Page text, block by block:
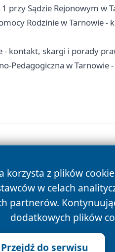
przy Sądzie Rejonowym w
Rodzinie w Tarnowie -
- kontakt, skargi i porady
Pedagogiczna w
korzysta z plików
w celach
partnerów.
dodatkowych plików
Przejdź do serwisu